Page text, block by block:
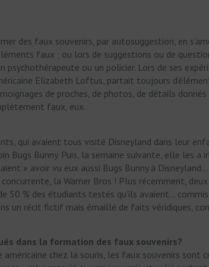
des faux souvenirs, par autosuggestion, en
faux ; ou lors de suggestions ou de
ou un policier. Lors de ses
Elizabeth Loftus, partait toujours
de proches, de photos, de détails donnés
faux, eux.
qui avaient tous visité Disneyland dans leur
Bugs Bunny. Puis, la semaine suivante, elle les a
» avoir vu eux aussi Bugs Bunny à Disneyland…
la Warner Bros ! Plus récemment,
50 % des étudiants testés qu’ils avaient…
un récit fictif mais émaillé de faits véridiques,
dans la formation des faux souvenirs?
américaine chez la souris, les faux souvenirs sont